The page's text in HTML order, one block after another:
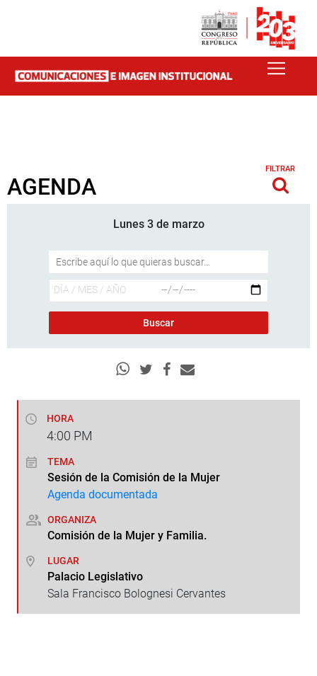
AGENDA
FILTRAR
Lunes 3 de marzo
HORA
4:00 PM
TEMA
Sesión de la Comisión de la Mujer
Agenda documentada
ORGANIZA
Comisión de la Mujer y Familia.
LUGAR
Palacio Legislativo
Sala Francisco Bolognesi Cervantes